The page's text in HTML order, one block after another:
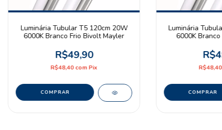
Luminária Tubular T5 120cm 20W
6000K Branco Frio Bivolt Mayler
R$49,90
R$48,40comPix
Luminária
6000K